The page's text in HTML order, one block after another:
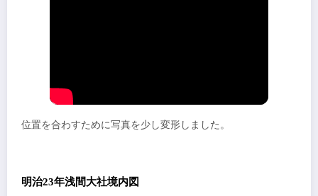
位置を合わすために写真を少し変形しました。
明治23年浅間大社境内図